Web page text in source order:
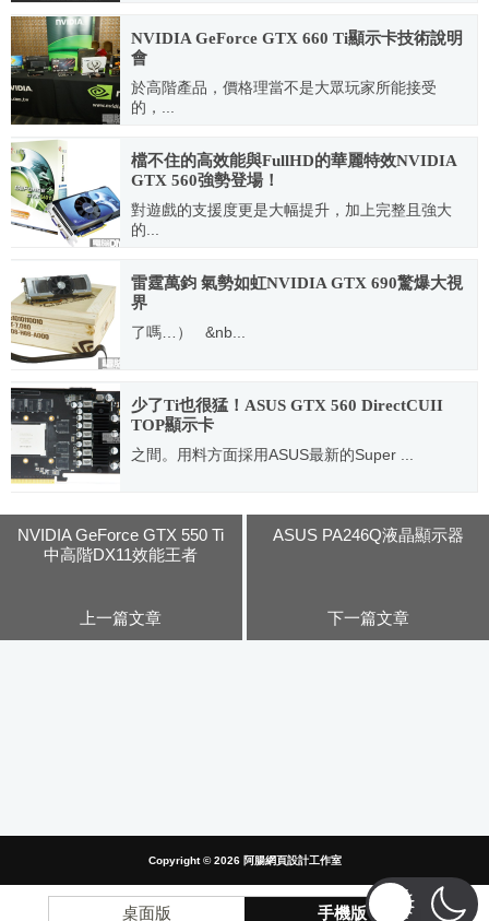
2011.05.18
NVIDIA GeForce GTX 660 Ti顯示卡技術說明
會
於高階產品，價格理當不是大眾玩家所能接受
的，...
2012.08.17
檔不住的高效能與FullHD的華麗特效NVIDIA
GTX 560強勢登場！
對遊戲的支援度更是大幅提升，加上完整且強大
的...
雷霆萬鈞 氣勢如虹NVIDIA GTX 690驚爆大視
界
了嗎…） &nb...
少了Ti也很猛！ASUS GTX 560 DirectCUII
TOP顯示卡
之間。用料方面採用ASUS最新的Super ...
NVIDIA GeForce GTX 550 Ti
中高階DX11效能王者
上一篇文章
ASUS PA246Q液晶顯示器
下一篇文章
Copyright © 2026 阿腸網頁設計工作室
桌面版 手機版